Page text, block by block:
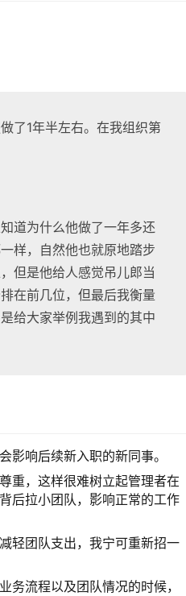
了1年半左右。在我组织第
道为什么他做了一年多还
样，自然他也就原地踏步
但是他给人感觉吊儿郎当
在前几位，但最后我衡量
给大家举例我遇到的其中
影响后续新入职的新同事。
重，这样很难树立起管理者在
后拉小团队，影响正常的工作
轻团队支出，我宁可重新招一
务流程以及团队情况的时候，